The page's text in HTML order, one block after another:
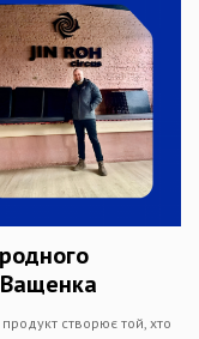
Ващенка
створює той, хто